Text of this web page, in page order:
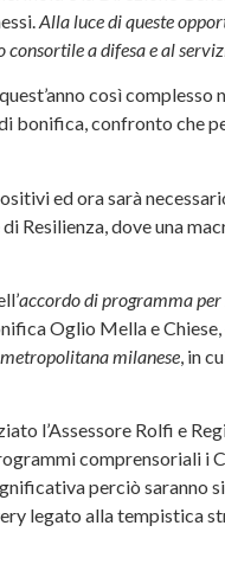
Alla luce di queste
a difesa e al
così
bonifica, confronto che
ed ora sarà
Resilienza, dove una
accordo di programma per
Oglio Mella e
metropolitanamilanese, in
l’Assessore Rolfi e
comprensoriali i
perciò saranno
legato alla tempistica